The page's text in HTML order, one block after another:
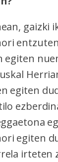
gaizki
egiten
egiten
egiten
irteten